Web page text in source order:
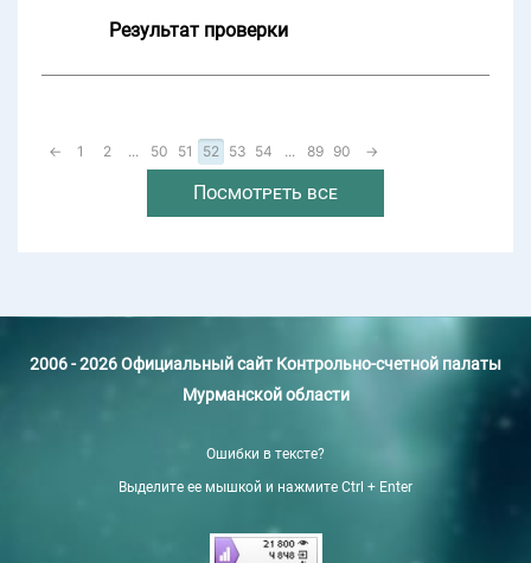
Результат проверки
← 1 2 ... 50 51 52 53 54 ... 89 90 →
Посмотреть все
2006 - 2026 Официальный сайт Контрольно-счетной палаты
Мурманской области
Ошибки в тексте?
Выделите ее мышкой и нажмите Ctrl + Enter